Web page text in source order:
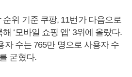
위 기준 쿠팡, 11번가 다음으로
‘모바일 쇼핑 앱’ 3위에 올랐다.
자 수는 765만 명으로 사용자 수
굳혔다.